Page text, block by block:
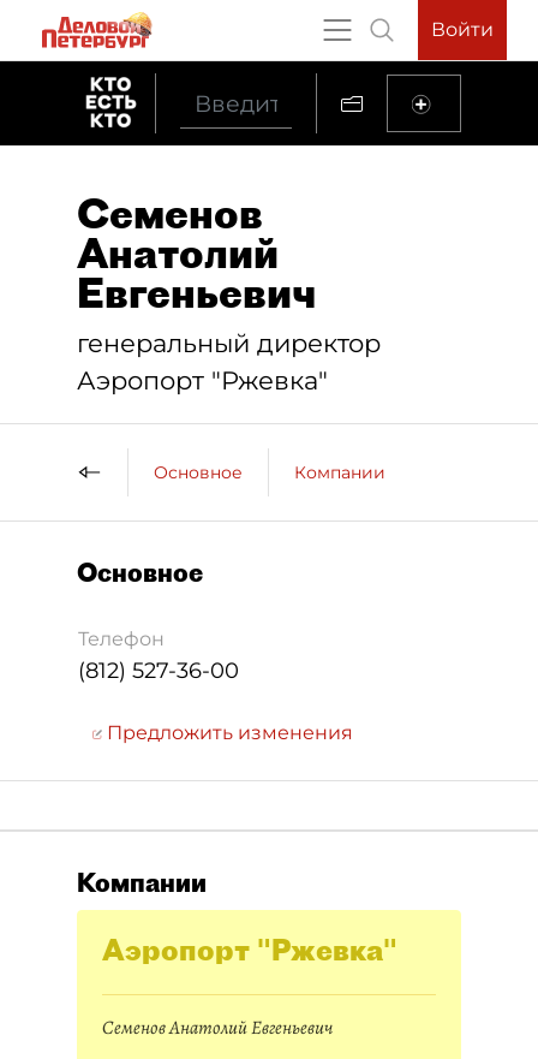
Войти
Семенов
Анатолий
Евгеньевич
генеральный директор
Аэропорт "Ржевка"
Основное Компании
Основное
Телефон
(812) 527-36-00
Предложить изменения
Компании
Аэропорт "Ржевка"
Семенов Анатолий Евгеньевич